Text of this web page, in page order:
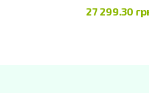
27 299.30